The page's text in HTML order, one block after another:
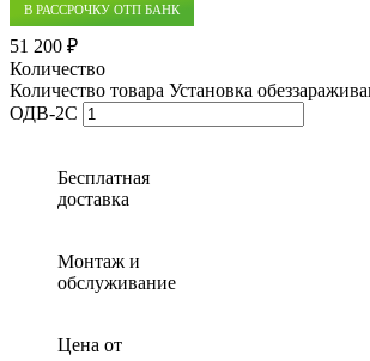
В РАССРОЧКУ ОТП БАНК
51 200 ₽
Количество
Количество товара Установка
ОДВ-2С
Бесплатная
доставка
Монтаж и
обслуживание
Цена от